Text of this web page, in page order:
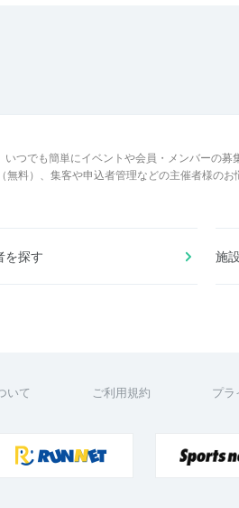
いつでも簡単にイベントや会員・メンバーの募
無料）、集客や申込者管理などの主催者様のお
を探す 施
いて ご利用規約 プラ